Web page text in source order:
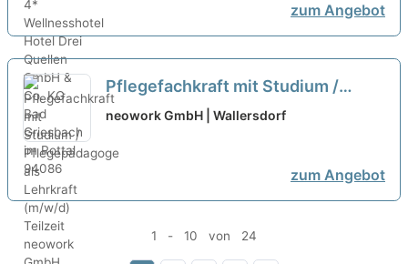
zum Angebot
Pflegefachkraft mit Studium /
Pflegepädagoge als Lehrkraft
neowork GmbH | Wallersdorf
zum Angebot
1 - 10 von 24